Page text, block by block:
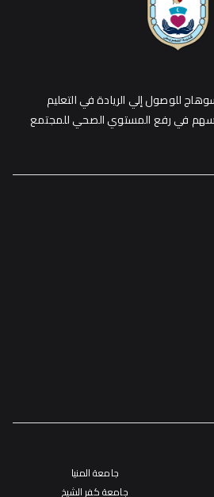
للوصول إلي الريادة في التعليم
في رفع المستوي الصحي للمجتمع
جامعة المنيا
جامعة كفر الشيخ